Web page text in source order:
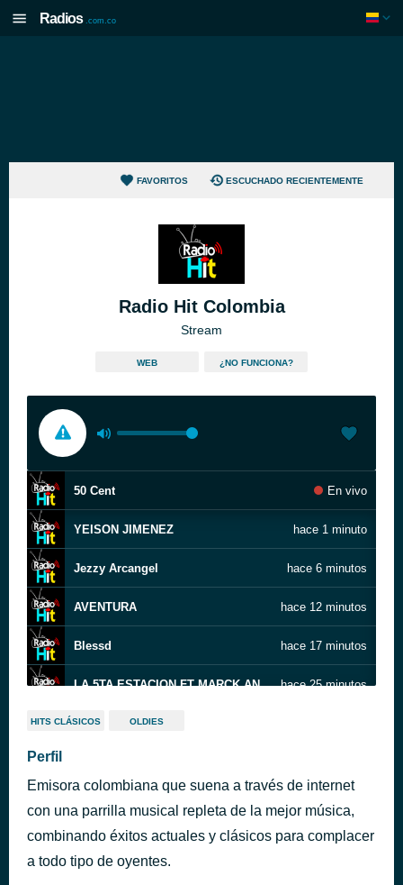
Radios .com.co
FAVORITOS ESCUCHADO RECIENTEMENTE
Radio Hit Colombia
Stream
WEB ¿NO FUNCIONA?
50 Cent En vivo
YEISON JIMENEZ hace 1 minuto
Jezzy Arcangel hace 6 minutos
AVENTURA hace 12 minutos
Blessd hace 17 minutos
LA 5TA ESTACION FT MARCK ANTHONY hace 25 minutos
Monumento (remix)
WILLIE GONZALES hace 46 minutos
HITS CLÁSICOS OLDIES
Perfil
Emisora colombiana que suena a través de internet
con una parrilla musical repleta de la mejor música,
combinando éxitos actuales y clásicos para complacer
a todo tipo de oyentes.